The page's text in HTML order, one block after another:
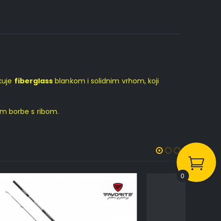
fiberglass blankom i solidnim vrhom, koji
borbe s ribom.
0